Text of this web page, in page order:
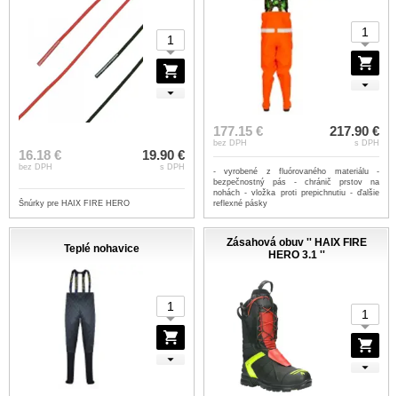
16.18 €
bez DPH
19.90 €
s DPH
Šnúrky pre HAIX FIRE HERO
177.15 €
bez DPH
217.90 €
s DPH
- vyrobené z fluórovaného materiálu -
bezpečnostný pás - chránič prstov na
nohách - vložka proti prepichnutiu - ďalšie
reflexné pásky
Teplé nohavice
Zásahová obuv '' HAIX FIRE
HERO 3.1 ''